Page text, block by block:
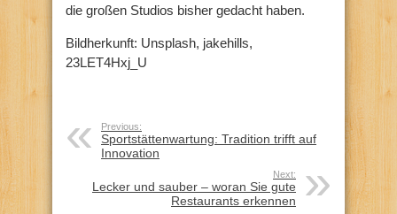
die großen Studios bisher gedacht haben.
Bildherkunft: Unsplash, jakehills,
23LET4Hxj_U
Previous:
Sportstättenwartung: Tradition trifft auf
Innovation
Next:
Lecker und sauber – woran Sie gute
Restaurants erkennen